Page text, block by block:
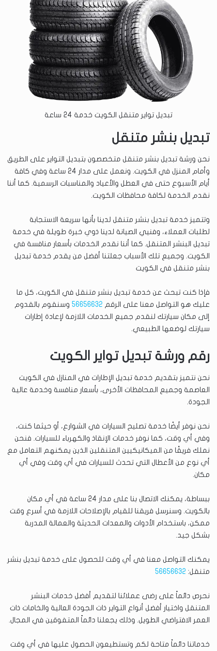
تبديل تواير متنقل الكويت خدمة 24 ساعة
تبديل بنشر متنقل
نحن ورشة تبديل بنشر متنقل متخصصون بتبديل التواير على الطريق
وأمام المنزل في الكويت. ونعمل على مدار 24 ساعة وفي كافة
أيام الأسبوع حتى في العطل والأعياد والمناسبات الرسمية. كما أننا
نقدم الخدمة لكافة محافظات الكويت.
وتتميز خدمة تبديل بنشر متنقل لدينا بأنها سريعة الاستجابة
لطلبات العملاء، وفنيي الصيانة لدينا ذوي خبرة طويلة في خدمة
تبديل البنشر المتنقل. كما أننا نقدم الخدمات بأسعار منافسة في
الكويت. وجميع تلك الأسباب جعلتنا أفضل من يقدم خدمة تبديل
بنشر متنقل في الكويت
فإذا كنت تبحث عن خدمة تبديل بنشر متنقل في الكويت، كل ما
عليك هو التواصل معنا على الرقم 56656632 وسنقوم بالقدوم
إلى مكان سيارتك لنقدم جميع الخدمات اللازمة لإعادة إطارات
سيارتك لوضعها الطبيعي.
رقم ورشة تبديل تواير الكويت
نحن نتميز بتقديم خدمة تبديل الإطارات في المنازل في الكويت
العاصمة وجميع المحافظات الأخرى، بأسعار منافسة وخدمة عالية
الجودة.
نحن نوفر أيضًا خدمة تصليح السيارات في الشوارع، أو حيثما كنت،
وفي أي وقت، كما نوفر خدمات الإنقاذ والكهرباء للسيارات. فنحن
نملك فريقًا من الميكانيكيين المتنقلين الذين يمكنهم التعامل مع
أي نوع من الأعطال التي تحدث للسيارات في أي وقت وفي أي
مكان.
ببساطة، يمكنك الاتصال بنا على مدار 24 ساعة في أي مكان
بالكويت. وسنرسل فريقنا للقيام بالإصلاحات اللازمة في أسرع وقت
ممكن، باستخدام الأدوات والمعدات الحديثة والعمالة المدربة
بشكل جيد.
يمكنك التواصل معنا في أي وقت للحصول على خدمة تبديل بنشر
متنقل: 56656632
نحرص دائماً على رضى عملائنا لتقديم أفضل خدمات البنشر
المتنقل واختيار أفضل أنواع التواير ذات الجودة العالية والخامات ذات
العمر الافتراضي الطويل. وذلك يجعلنا دائماً المتفوقين في المجال.
خدماتنا دائماً متاحة لكم وتستطيعون الحصول عليها في أي وقت